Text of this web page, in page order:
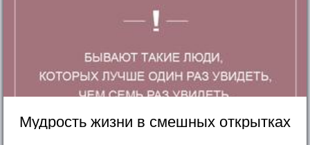
Мудрость жизни в смешных открытках